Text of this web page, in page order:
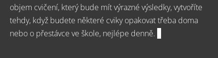
objem cvičení, který bude mít výrazné výsledky, vytvoříte
tehdy, když budete některé cviky opakovattřeba doma
nebo o přestávce ve škole, nejlépe denně.